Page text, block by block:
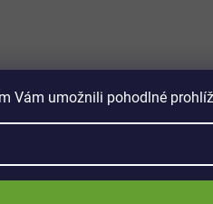
Vám umožnili pohodlné